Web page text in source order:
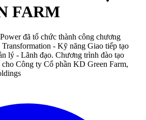
FARM
đã tổ chức thành công chương
- Kỹ năng Giao tiếp tạo
lý - Lãnh đạo. Chương trình đào tạo
Công ty Cổ phần KD Green Farm,